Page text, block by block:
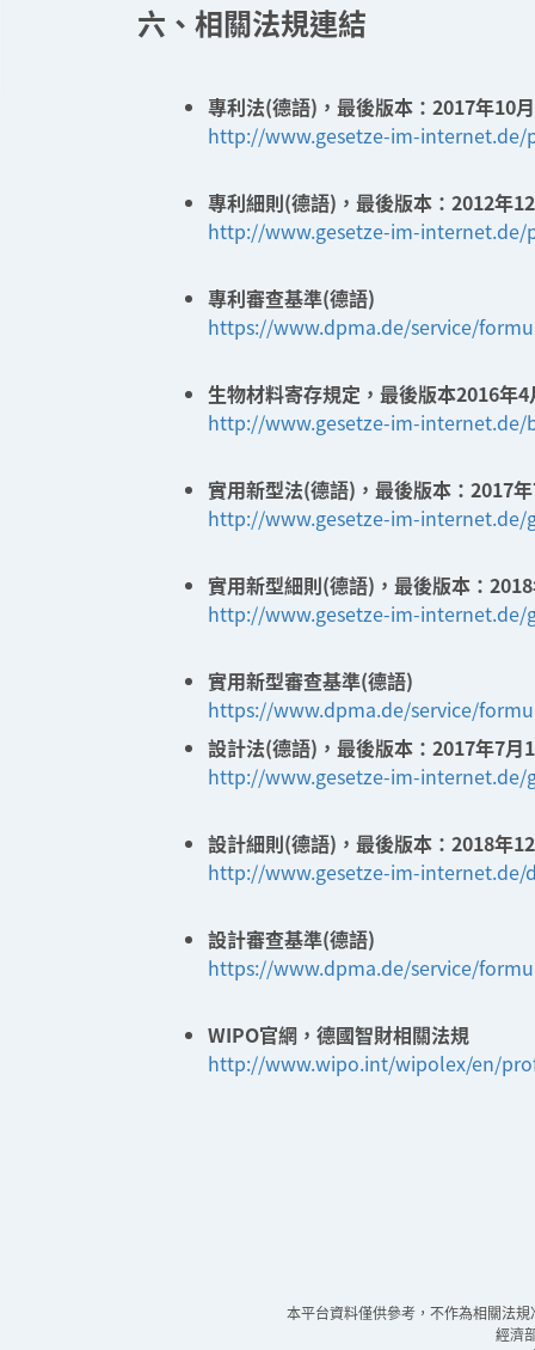
六、相關法規連結
專利法(德語)，最後版本：2017年10
http://www.gesetze-im-internet.de/
專利細則(德語)，最後版本：2012年
http://www.gesetze-im-internet.de/
專利審查基準(德語)
https://www.dpma.de/service/
生物材料寄存規定，最後版本2016年4
http://www.gesetze-im-
實用新型法(德語)，最後版本：2017
http://www.gesetze-im-internet.de/
實用新型細則(德語)，最後版本：
http://www.gesetze-im-internet.de/
實用新型審查基準(德語)
https://www.dpma.de/service/
設計法(德語)，最後版本：2017年7月
http://www.gesetze-im-internet.de/
設計細則(德語)，最後版本：2018年
http://www.gesetze-im-internet.de/
設計審查基準(德語)
https://www.dpma.de/service/
WIPO官網，德國智財相關法規
http://www.wipo.int/wipolex/en/
本平台資料僅供參考，不作為相關法
經濟